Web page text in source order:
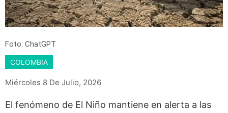
Foto: ChatGPT
COLOMBIA
Miércoles 8 De Julio, 2026
El fenómeno de El Niño mantiene en alerta a las